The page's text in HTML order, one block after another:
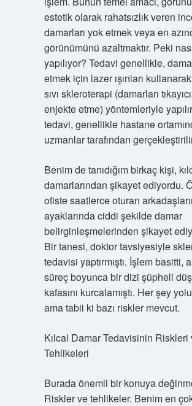
estetik olarak rahatsızlık veren
damarları yok etmek veya en
görünümünü azaltmaktır. Peki
yapılıyor? Tedavi genellikle,
etmek için lazer ışınları
sıvı skleroterapi (damarları
enjekte etme) yöntemleriyle
tedavi, genellikle hastane
uzmanlar tarafından
Benim de tanıdığım birkaç kişi,
damarlarından şikayet ediyordu.
ofiste saatlerce oturan
ayaklarında ciddi şekilde damar
belirginleşmelerinden şikayet
Bir tanesi, doktor tavsiyesiyle
tedavisi yaptırmıştı. İşlem basitti,
süreç boyunca bir dizi şüpheli
kafasını kurcalamıştı. Her şey
ama tabii ki bazı riskler mevcut.
Kılcal Damar Tedavisinin Riskleri
Tehlikeleri
Burada önemli bir konuya
Riskler ve tehlikeler. Benim en